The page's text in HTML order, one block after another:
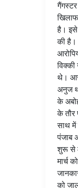
है। इसे
की है।
विक्की
थे।
अनुज
के
के तौर
साथ में
पंजाब
शुरू से
मार्च
को